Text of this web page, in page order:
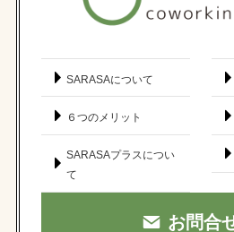
SARASAについて
６つのメリット
SARASAプラスについ
て
お問合